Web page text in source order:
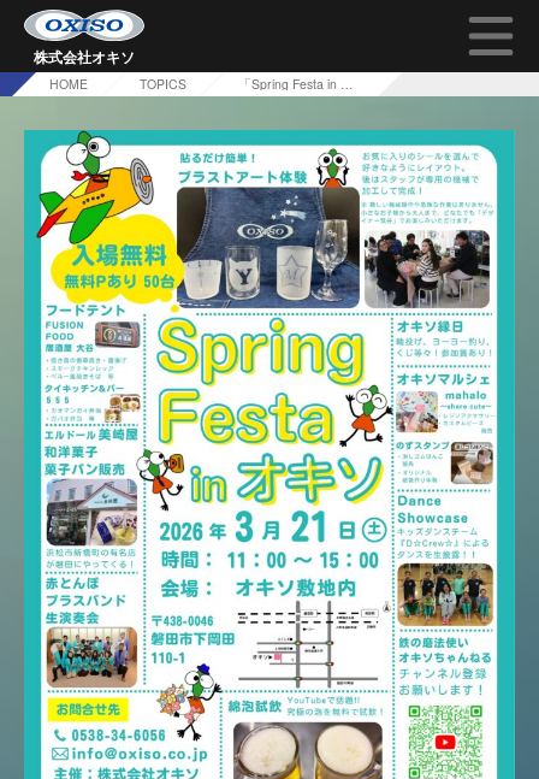
株式会社オキソ
TOP
オキソの技術について
会社概要
採用情報
問い合わせ
HOME TOPICS 「Spring Festa in オキソ」開催のお知らせ♪